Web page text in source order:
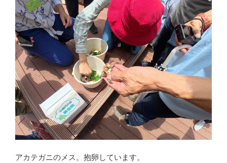
アカテガニのメス。抱卵しています。